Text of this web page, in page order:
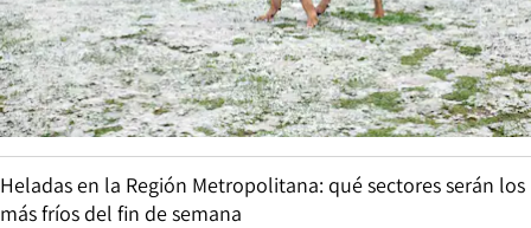
Heladas en la Región Metropolitana: qué sectores serán los
más fríos del fin de semana